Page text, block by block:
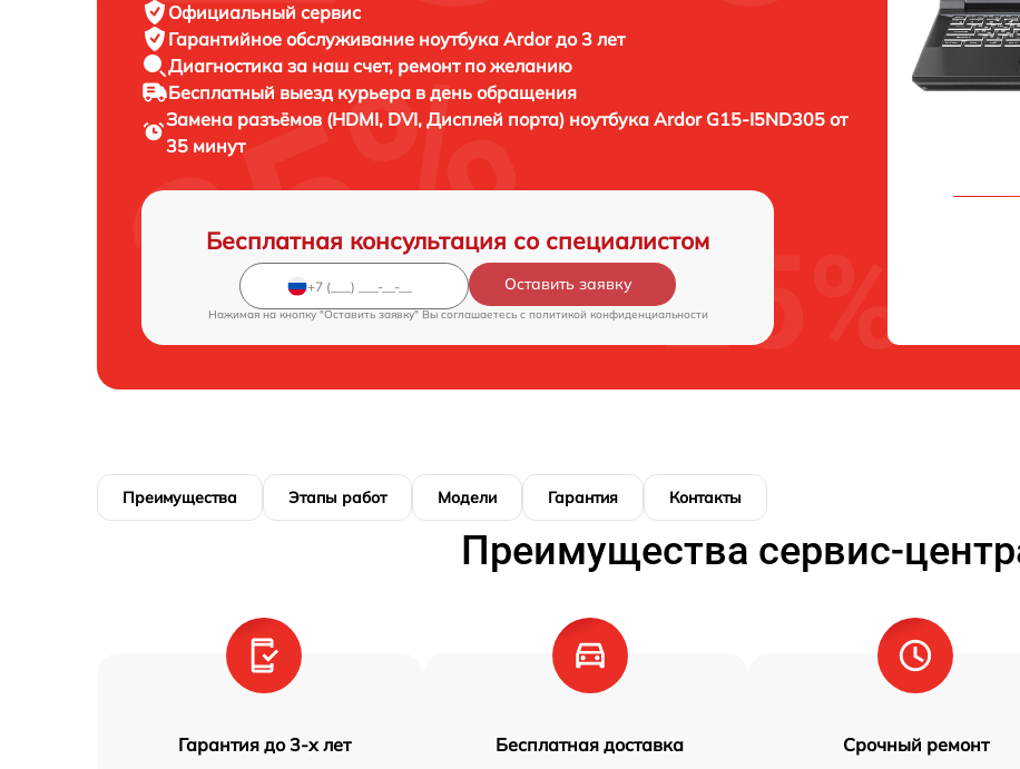
Официальный сервис
Гарантийное обслуживание ноутбука Ardor до 3 лет
Диагностика за наш счет, ремонт по желанию
Бесплатный выезд курьера в день обращения
Замена разъёмов (HDMI, DVI, Дисплей порта) ноутбука Ardor G15-I5ND305 от
35 минут
Бесплатная консультация со специалистом
Оставить заявку
Нажимая на кнопку "Оставить заявку" Вы соглашаетесь c политикой конфиденциальности
Преимущества Этапы работ Модели Гарантия Контакты
Преимущества сервис-
Гарантия до 3-х лет Бесплатная доставка Срочный ремонт